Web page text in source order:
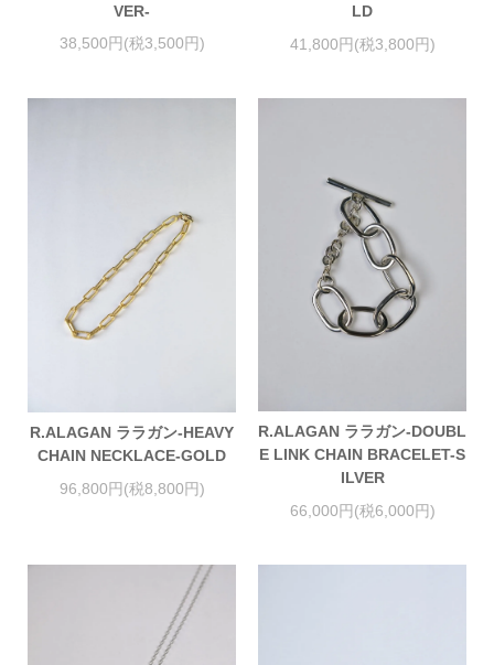
VER-
38,500円(税3,500円)
LD
41,800円(税3,800円)
R.ALAGAN ララガン-HEAVY
CHAIN NECKLACE-GOLD
96,800円(税8,800円)
R.ALAGAN ララガン-DOUBL
E LINK CHAIN BRACELET-S
ILVER
66,000円(税6,000円)